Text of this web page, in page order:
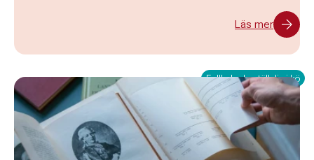
Läs mer
Fullbokad - ställ dig i kö